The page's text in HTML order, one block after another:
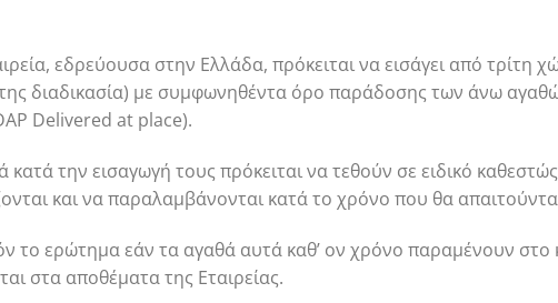
εδρεύουσα στην Ελλάδα, πρόκειται να εισάγει από τρίτη
διαδικασία) με συμφωνηθέντα όρο παράδοσης των άνω
Delivered at place).
την εισαγωγή τους πρόκειται να τεθούν σε ειδικό
και να παραλαμβάνονται κατά το χρόνο που θα
το ερώτημα εάν τα αγαθά αυτά καθ’ ον χρόνο παραμένουν
στα αποθέματα της Εταιρείας.